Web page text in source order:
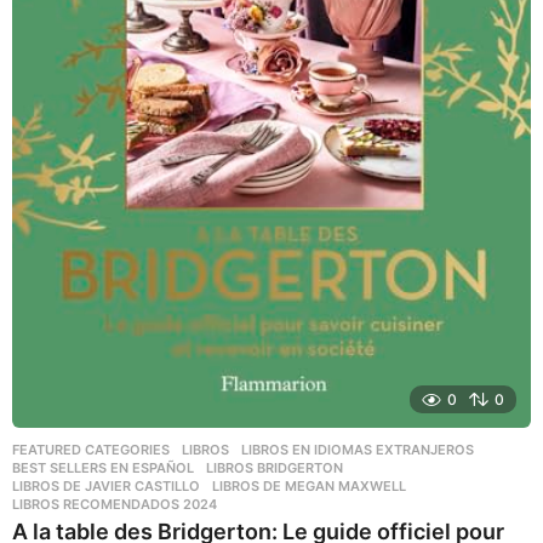
0 0
FEATURED CATEGORIES ,LIBROS ,LIBROS EN IDIOMAS EXTRANJEROS
BEST SELLERS EN ESPAÑOL
,LIBROS BRIDGERTON
LIBROS DE JAVIER CASTILLO
,LIBROS DE MEGAN MAXWELL
LIBROS RECOMENDADOS 2024
A la table des Bridgerton: Le guide officiel pour